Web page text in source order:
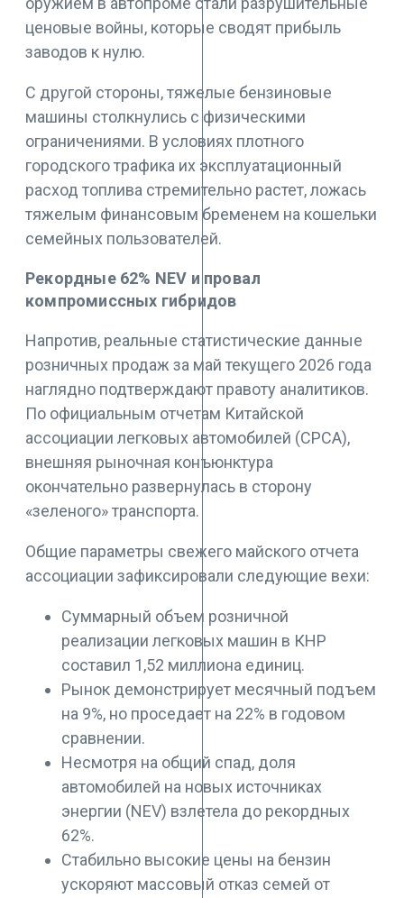
ценовые войны, которые сводят прибыль
заводов к нулю.
С другой стороны, тяжелые бензиновые
машины столкнулись с физическими
ограничениями. В условиях плотного
городского трафика их эксплуатационный
расход топлива стремительно растет, ложась
тяжелым финансовым бременем на кошельки
семейных пользователей.
Рекордные 62% NEV и провал
компромиссных гибридов
Напротив, реальные статистические данные
розничных продаж за май текущего 2026 года
наглядно подтверждают правоту аналитиков.
По официальным отчетам Китайской
ассоциации легковых автомобилей (CPCA),
внешняя рыночная конъюнктура
окончательно развернулась в сторону
«зеленого» транспорта.
Общие параметры свежего майского отчета
ассоциации зафиксировали следующие вехи:
Суммарный объем розничной
реализации легковых машин в КНР
составил 1,52 миллиона единиц.
Рынок демонстрирует месячный подъем
на 9%, но проседает на 22% в годовом
сравнении.
Несмотря на общий спад, доля
автомобилей на новых источниках
энергии (NEV) взлетела до рекордных
62%.
Стабильно высокие цены на бензин
ускоряют массовый отказ семей от